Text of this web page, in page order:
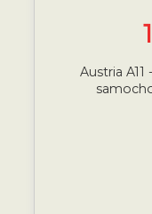
1
Austria A11